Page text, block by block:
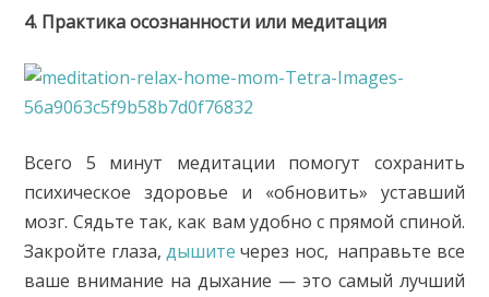
4. Практика осознанности или медитация
Всего 5 минут медитации помогут сохранить
психическое здоровье и «обновить» уставший
мозг. Сядьте так, как вам удобно с прямой спиной.
Закройте глаза,дышите через нос, направьте все
ваше внимание на дыхание — это самый лучший